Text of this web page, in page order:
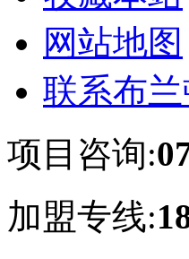
网站地图
联系布兰
项目咨询:
加盟专线: